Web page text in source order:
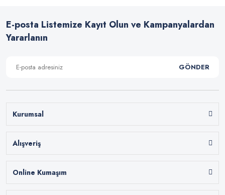
E-posta Listemize Kayıt Olun ve Kampanyalardan
Yararlanın
GÖNDER
Kurumsal
Alışveriş
Online Kumaşım